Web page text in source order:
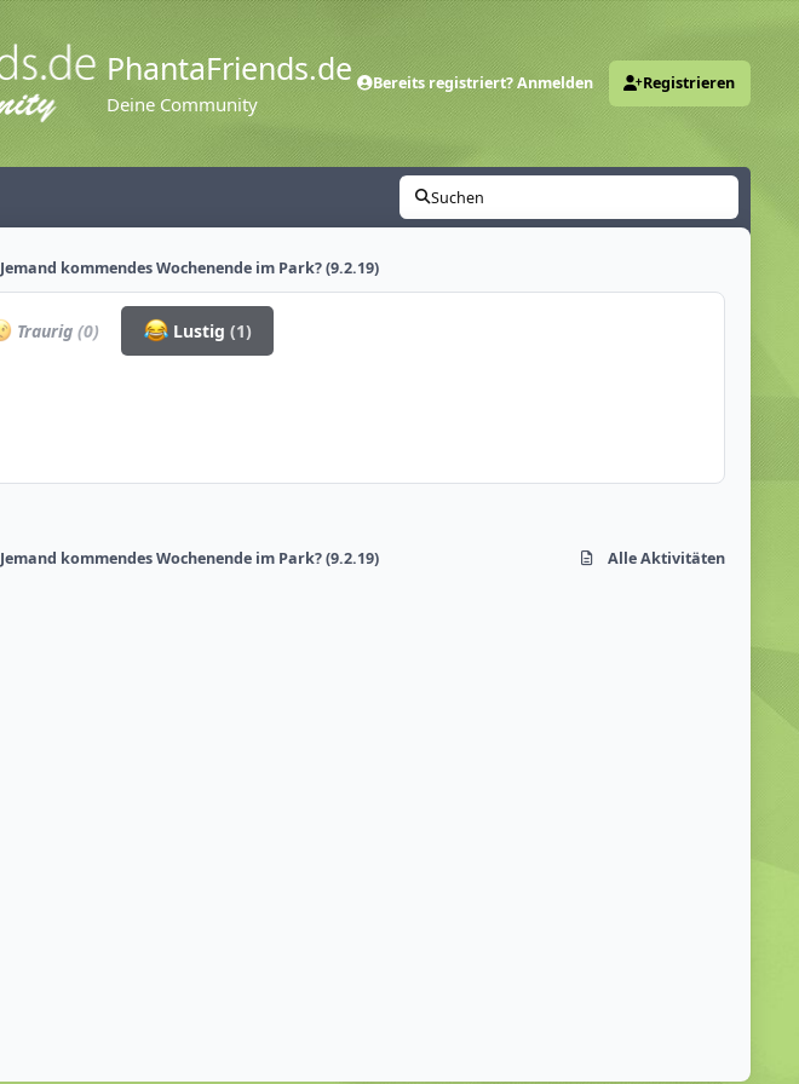
PhantaFriends.de
Deine Community
Bereits registriert? Anmelden Registrieren
Suchen
Jemand kommendes Wochenende im Park? (9.2.19)
Traurig(0) Lustig (1)
Jemand kommendes Wochenende im Park? (9.2.19) Alle Aktivitäten